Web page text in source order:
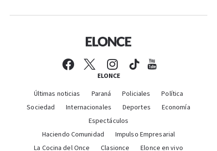
ELONCE
Últimas noticias Paraná Policiales
Política
Sociedad
Internacionales Deportes
Economía
Espectáculos
Haciendo Comunidad
Impulso Empresarial
La Cocina del Once
Clasionce Elonce en vivo